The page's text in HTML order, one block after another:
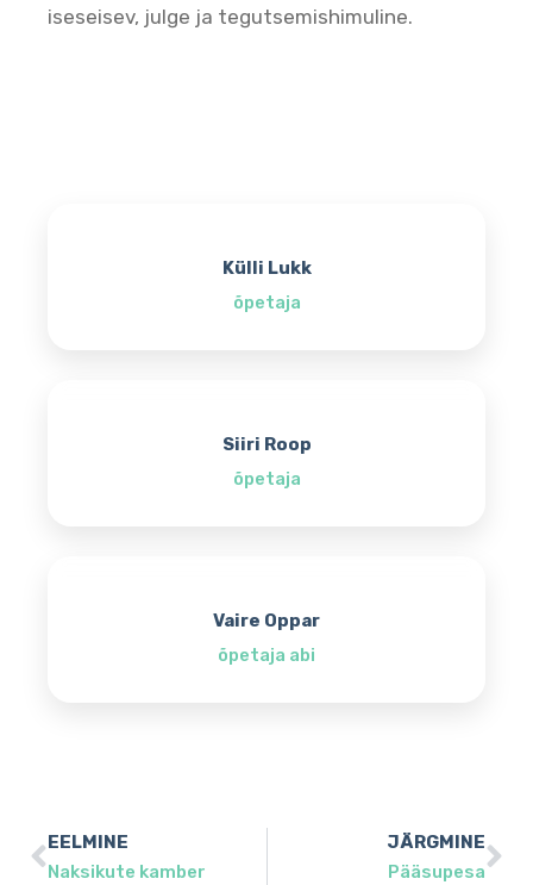
iseseisev, julge ja tegutsemishimuline.
Külli Lukk
õpetaja
Siiri Roop
õpetaja
Vaire Oppar
õpetaja abi
EELMINE
Naksikute kamber
JÄRGMINE
Pääsupesa